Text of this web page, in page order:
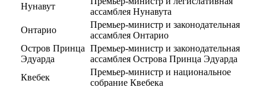
Нунавут
ассамблея Нунавута
Онтарио
Премьер-министр и законодательная
ассамблея Онтарио
Остров Принца
Эдуарда
Премьер-министр и законодательная
ассамблея Острова Принца Эдуарда
Квебек
Премьер-министр и национальное
собрание Квебека